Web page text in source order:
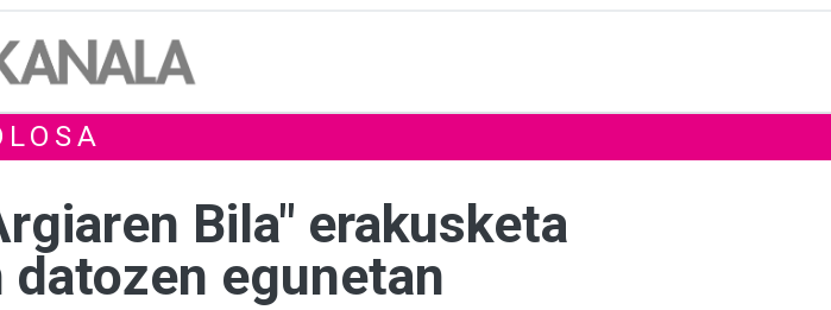
Bila" erakusketa
egunetan